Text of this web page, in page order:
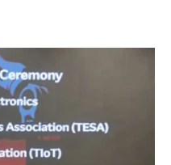
มาร่วมแบ่งปันประสบการณ์
ไอเดีย การเผชิญความ